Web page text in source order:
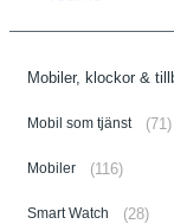
Mobiler, klockor &
Mobil som tjänst (71)
Mobiler (116)
Smart Watch (28)